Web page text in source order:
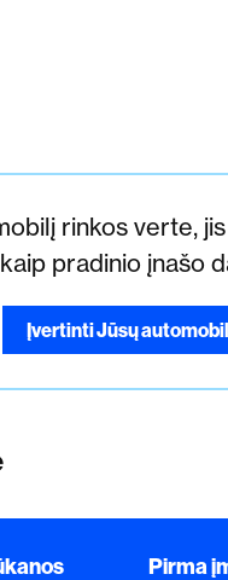
rinkos verte,
kaip pradinio įnašo
Įvertinti Jūsų
Pirma